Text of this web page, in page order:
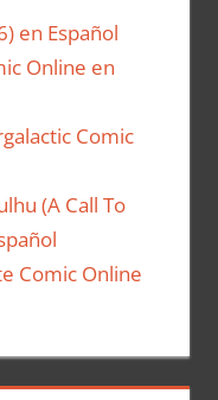
en Español
Online en
Comic
(A Call To
Comic Online